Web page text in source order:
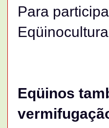
Para
Eqüinos